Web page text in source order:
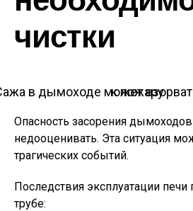
чистки
Сажа в дымоходе может взорваться и привести к пожару
Опасность засорения дымоходов
недооценивать. Эта ситуация
трагических событий.
Последствия эксплуатации печи
трубе: